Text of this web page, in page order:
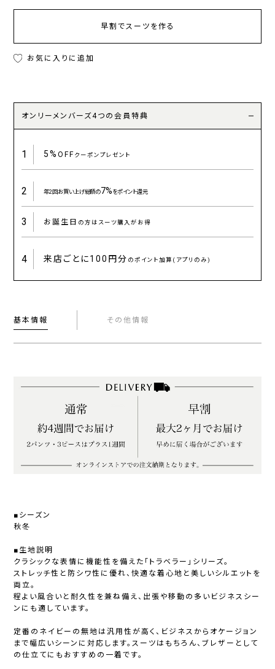
早割でスーツを作る
お気に入りに追加
オンリーメンバーズ4つの会員特典
1 5%OFFクーポンプレゼント
2 年2回お買い上げ総額の7%をポイント還元
3 お誕生日 の方はスーツ購入がお得
4 来店ごとに100円分 のポイント加算(アプリのみ)
基本情報 その他情報
■シーズン
秋冬
■生地説明
クラシックな表情に機能性を備えた「トラベラー」シリーズ。
ストレッチ性と防シワ性に優れ、快適な着心地と美しいシルエットを
両立。
程よい風合いと耐久性を兼ね備え、出張や移動の多いビジネスシー
ンにも適しています。
定番のネイビーの無地は汎用性が高く、ビジネスからオケージョン
まで幅広いシーンに対応します。スーツはもちろん、ブレザーとして
の仕立てにもおすすめの一着です。